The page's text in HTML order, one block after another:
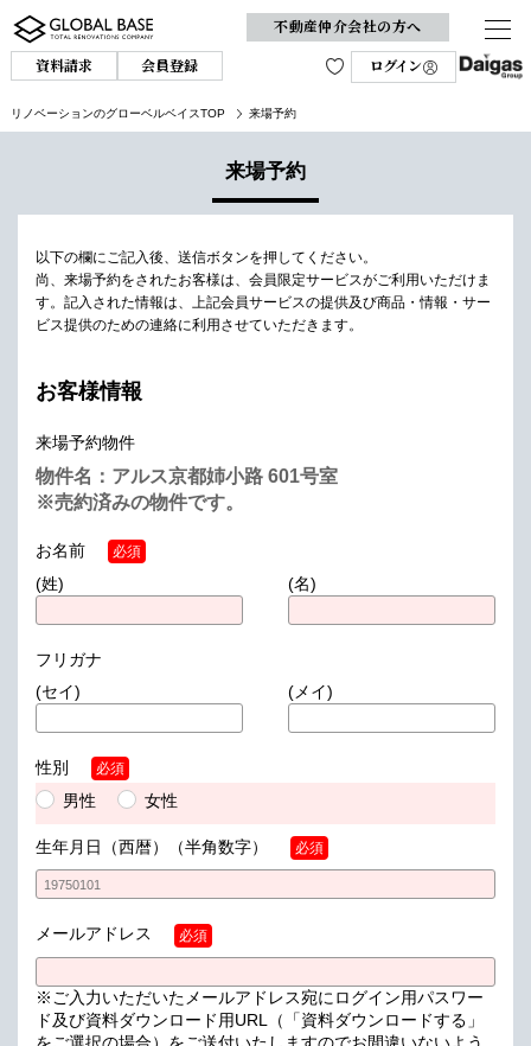
不動産仲介会社の方へ
資料請求
会員登録 ログイン
リノベーションのグローベルベイスTOP 来場予約
来場予約
以下の欄にご記入後、送信ボタンを押してください。
尚、来場予約をされたお客様は、会員限定サービスがご利用いただけま
す。 記入された情報は、上記会員サービスの提供及び商品・情報・サー
ビス提供のための連絡に利用させていただきます。
お客様情報
来場予約物件
物件名：アルス京都姉小路 601号室
※売約済みの物件です。
お名前 必須
(姓) (名)
フリガナ
(セイ)
(メイ)
性別 必須
男性 女性
生年月日（西暦） （半角数字） 必須
メールアドレス 必須
※ご入力いただいたメールアドレス宛にログイン用パスワー
ド及び資料ダウンロード用URL（「資料ダウンロードする」
をご選択の場合）をご送付いたしますのでお間違いないよう